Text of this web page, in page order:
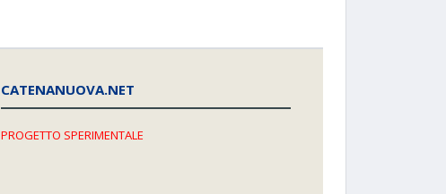
CATENANUOVA.NET
PROGETTO SPERIMENTALE